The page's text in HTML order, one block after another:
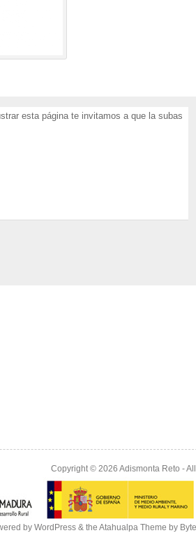
esta página te invitamos a que la subas
Copyright © 2026 Adismonta Reto -
by WordPress & the Atahualpa Theme by